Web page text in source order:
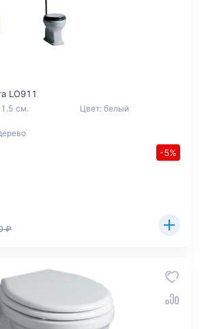
LO911
см.
Цвет: белый
-5%
₽